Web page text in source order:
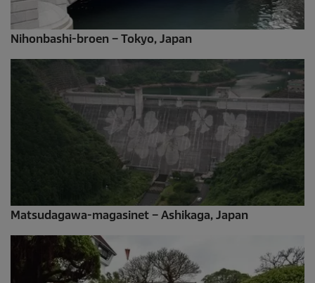
Nihonbashi-broen – Tokyo, Japan
Matsudagawa-magasinet – Ashikaga, Japan